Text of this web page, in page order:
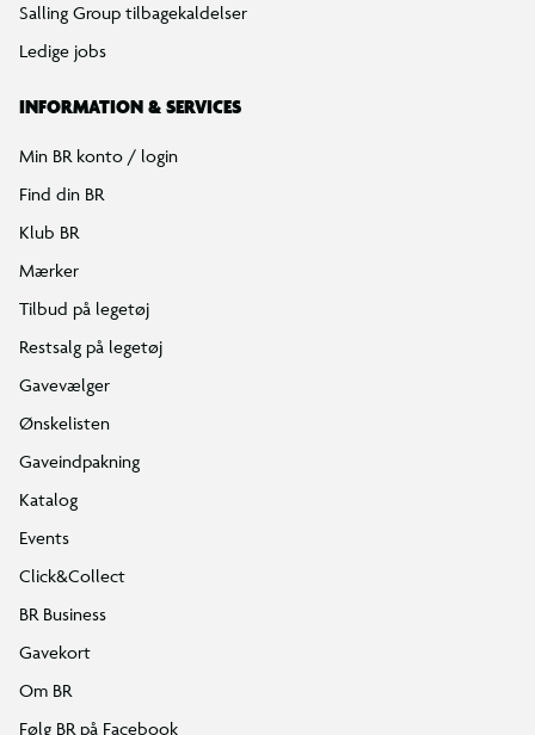
Salling Group tilbagekaldelser
Ledige jobs
INFORMATION & SERVICES
Min BR konto / login
Find din BR
Klub BR
Mærker
Tilbud på legetøj
Restsalg på legetøj
Gavevælger
Ønskelisten
Gaveindpakning
Katalog
Events
Click&Collect
BR Business
Gavekort
Om BR
Følg BR på Facebook